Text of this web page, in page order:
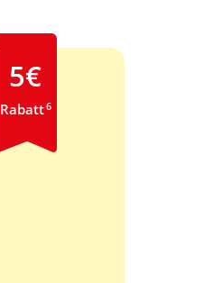
5€
Rabatt6